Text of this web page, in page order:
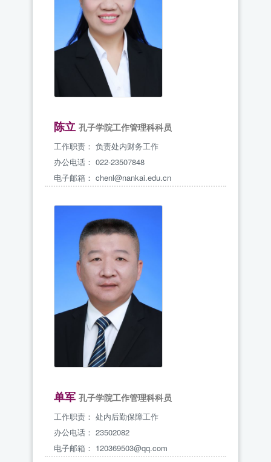
陈立 孔子学院工作管理科科员
工作职责： 负责处内财务工作
办公电话： 022-23507848
电子邮箱： chenl@nankai.edu.cn
单军 孔子学院工作管理科科员
工作职责： 处内后勤保障工作
办公电话： 23502082
电子邮箱： 120369503@qq.com